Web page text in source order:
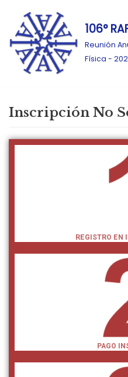
Ir
al
contenido
106°
Reunión
Física -
Inscripción No
REGISTRO EN
PAGO